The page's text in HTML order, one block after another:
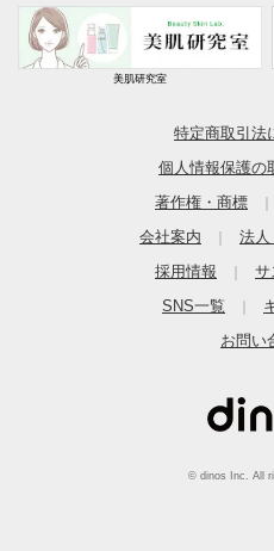
美肌研究室
特定商取引法
個人情報保護の
著作権・商標
会社案内
法人
採用情報
サ
SNS一覧
お問い
© dinos Inc. All